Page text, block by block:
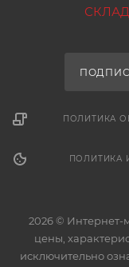
ПОЛИТИКА
ПОЛИТИКА
2026 ©
цены,
исключительно